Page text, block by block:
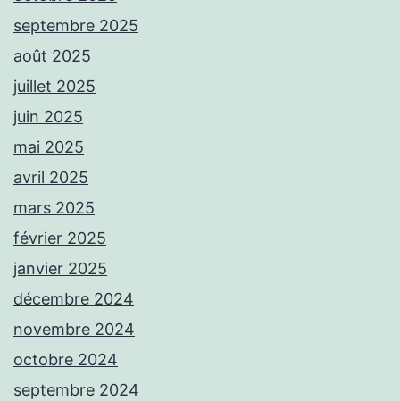
septembre 2025
août 2025
juillet 2025
juin 2025
mai 2025
avril 2025
mars 2025
février 2025
janvier 2025
décembre 2024
novembre 2024
octobre 2024
septembre 2024